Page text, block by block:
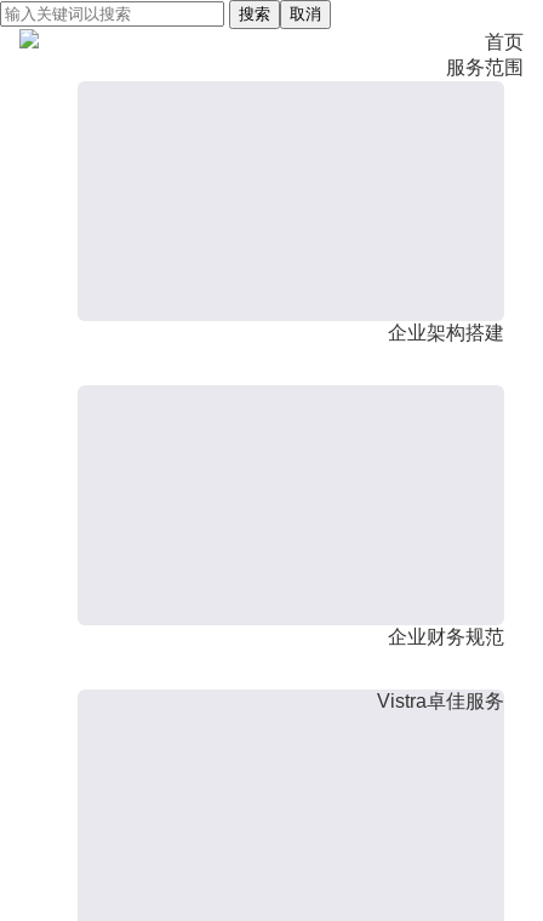
搜索 取消
首页
服务范围
企业架构搭建
企业财务规范
Vistra卓佳服务